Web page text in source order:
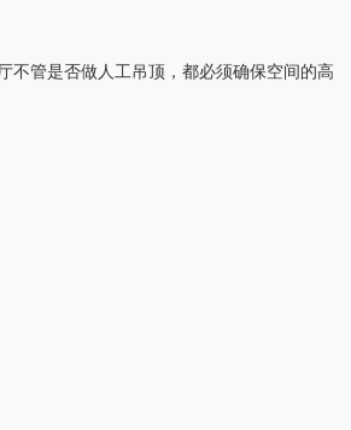
不管是否做人工吊顶，都必须确保空间的高